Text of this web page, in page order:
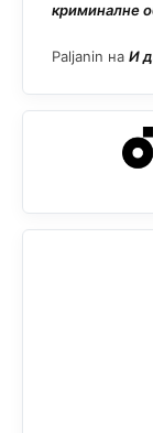
криминалне
Paljanin на И